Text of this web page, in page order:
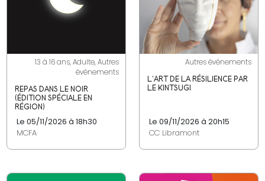
13 à 16 ans, Adulte, Autres
événements
REPAS DANS LE NOIR
(ÉDITION SPÉCIALE EN
RÉGION)
Le 05/11/2026 à 18h30
MCFA
Autres événements
L'ART DE LA RÉSILIENCE PAR
LE KINTSUGI
Le 09/11/2026 à 20h15
CC Libramont